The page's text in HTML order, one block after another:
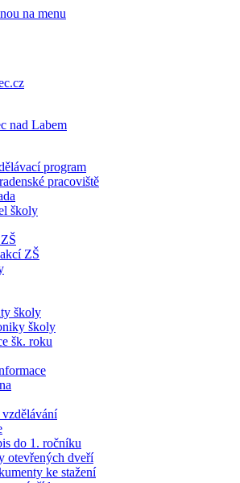
na menu
nad Labem
program
pracoviště
školy
ZŠ
školy
školy
šk. roku
do 1. ročníku
otevřených dveří
ke stažení